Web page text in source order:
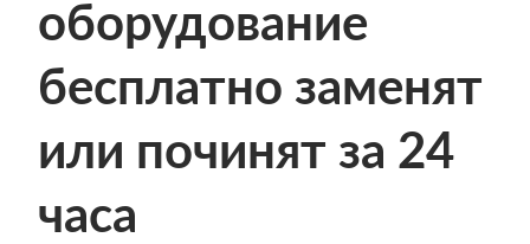
оборудование
бесплатно заменят
или починят за 24
часа